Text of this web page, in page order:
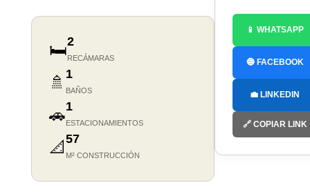
🛏️2
RECÁMARAS
🚿 1
BAÑOS
🚗1
ESTACIONAMIENTOS
📐 57
M² CONSTRUCCIÓN
📱 WHATSAPP
🔵 FACEBOOK
💼 LINKEDIN
🔗 COPIAR LINK